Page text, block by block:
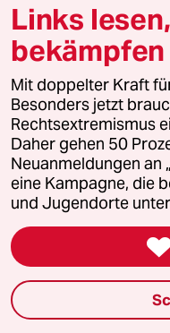
team zukunft
taz frisch
taz zahl ich
taz lab Infobrief
Veranstaltungen
Demnächst
Links
bekämpfen
Mit doppelter Kraft
Besonders jetzt
Rechtsextremismus
Daher gehen 50
Neuanmeldungen an
eine Kampagne, die
und Jugendorte